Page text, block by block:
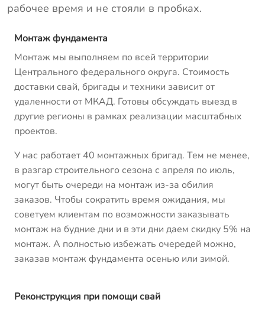
рабочее время и не стояли в пробках.
Монтаж фундамента
Монтаж мы выполняем по всей территории
Центрального федерального округа. Стоимость
доставки свай, бригады и техники зависит от
удаленности от МКАД. Готовы обсуждать выезд в
другие регионы в рамках реализации масштабных
проектов.
У нас работает 40 монтажных бригад. Тем не менее,
в разгар строительного сезона с апреля по июль,
могут быть очереди на монтаж из-за обилия
заказов. Чтобы сократить время ожидания, мы
советуем клиентам по возможности заказывать
монтаж на будние дни и в эти дни даем скидку 5% на
монтаж. А полностью избежать очередей можно,
заказав монтаж фундамента осенью или зимой.
Реконструкция при помощи свай